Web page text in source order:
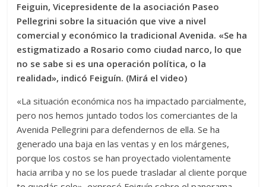
Feiguin, Vicepresidente de la asociación Paseo
Pellegrini sobre la situación que vive a nivel
comercial y económico la tradicional Avenida. «Se ha
estigmatizado a Rosario como ciudad narco, lo que
no se sabe si es una operación política, o la
realidad», indicó Feiguín. (Mirá el video)
«La situación económica nos ha impactado parcialmente,
pero nos hemos juntado todos los comerciantes de la
Avenida Pellegrini para defendernos de ella. Se ha
generado una baja en las ventas y en los márgenes,
porque los costos se han proyectado violentamente
hacia arriba y no se los puede trasladar al cliente porque